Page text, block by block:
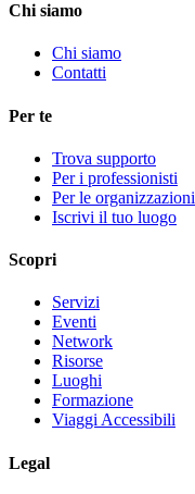
Chi siamo
Chi siamo
Contatti
Per te
Trova supporto
Per i professionisti
Per le organizzazioni
Iscrivi il tuo luogo
Scopri
Servizi
Eventi
Network
Risorse
Luoghi
Formazione
Viaggi Accessibili
Legal